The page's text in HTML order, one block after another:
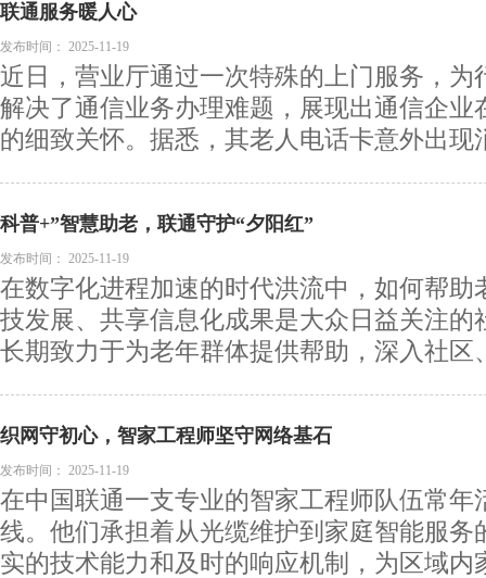
联通服务暖人心
发布时间： 2025-11-19
近日，营业厅通过一次特殊的上门服务，为
解决了通信业务办理难题，展现出通信企业
的细致关怀。据悉，其老人电话卡意外出现
科普+”智慧助老，联通守护“夕阳红”
发布时间： 2025-11-19
在数字化进程加速的时代洪流中，如何帮助
技发展、共享信息化成果是大众日益关注的
长期致力于为老年群体提供帮助，深入社区
织网守初心，智家工程师坚守网络基石
发布时间： 2025-11-19
在中国联通一支专业的智家工程师队伍常年
线。他们承担着从光缆维护到家庭智能服务
实的技术能力和及时的响应机制，为区域内